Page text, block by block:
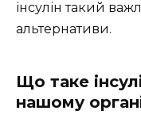
інсулін такий
альтернативи.
Що таке
нашому